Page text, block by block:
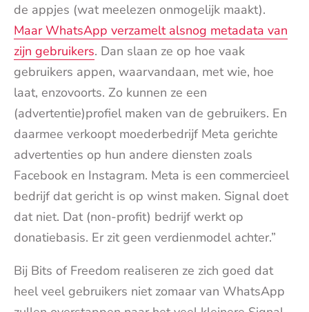
de appjes (wat meelezen onmogelijk maakt).
Maar WhatsApp verzamelt alsnog metadata van
zijn gebruikers. Dan slaan ze op hoe vaak
gebruikers appen, waarvandaan, met wie, hoe
laat, enzovoorts. Zo kunnen ze een
(advertentie)profiel maken van de gebruikers. En
daarmee verkoopt moederbedrijf Meta gerichte
advertenties op hun andere diensten zoals
Facebook en Instagram. Meta is een commercieel
bedrijf dat gericht is op winst maken. Signal doet
dat niet. Dat (non-profit) bedrijf werkt op
donatiebasis. Er zit geen verdienmodel achter.”
Bij Bits of Freedom realiseren ze zich goed dat
heel veel gebruikers niet zomaar van WhatsApp